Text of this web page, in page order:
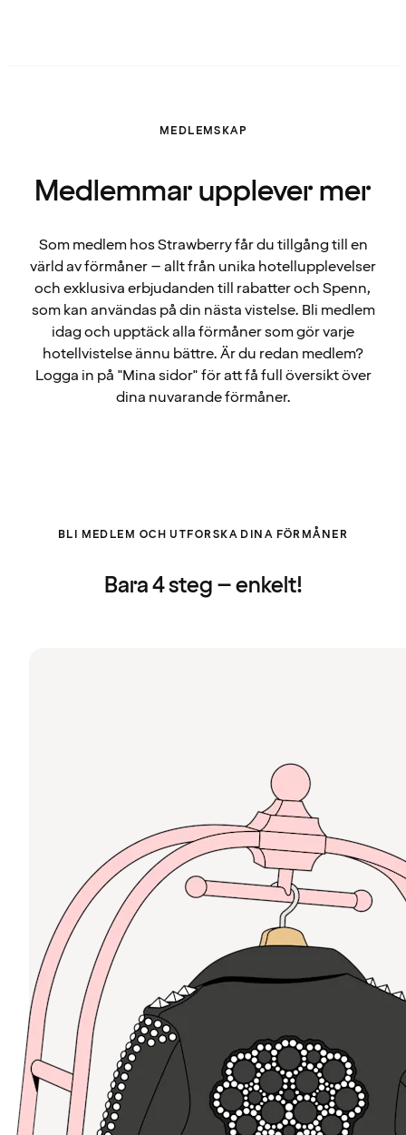
MEDLEMSKAP
Medlemmar upplever mer
Som medlem hos Strawberry får du tillgång till en
värld av förmåner – allt från unika hotellupplevelser
och exklusiva erbjudanden till rabatter och Spenn,
som kan användas på din nästa vistelse. Bli medlem
idag och upptäck alla förmåner som gör varje
hotellvistelse ännu bättre. Är du redan medlem?
Logga in på "Mina sidor" för att få full översikt över
dina nuvarande förmåner.
BLI MEDLEM OCH UTFORSKA DINA FÖRMÅNER
Bara 4 steg – enkelt!